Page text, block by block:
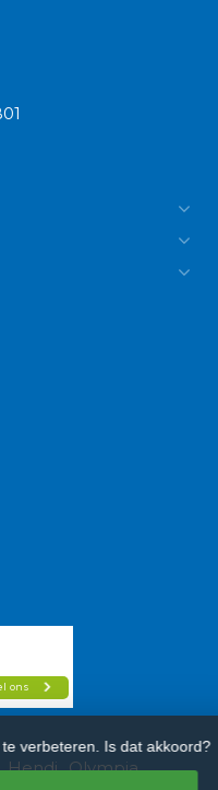
Hendi Olympia
verbeteren. Is dat akkoord?